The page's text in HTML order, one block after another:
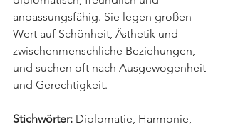
anpassungsfähig. Sie legen großen
Wert auf Schönheit, Ästhetik und
zwischenmenschliche Beziehungen,
und suchen oft nach Ausgewogenheit
und Gerechtigkeit.
Stichwörter: Diplomatie, Harmonie,